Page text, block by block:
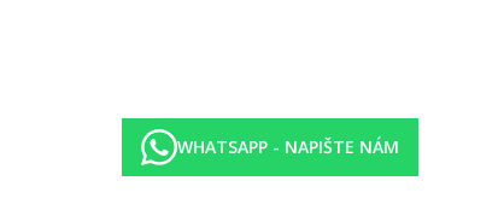
WHATSAPP - NAPIŠTE NÁM